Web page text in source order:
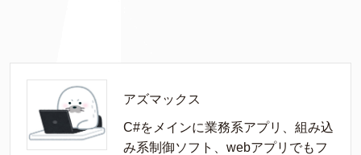
アズマックス
C#をメインに業務系アプリ、組み込
み系制御ソフト、webアプリでもフ